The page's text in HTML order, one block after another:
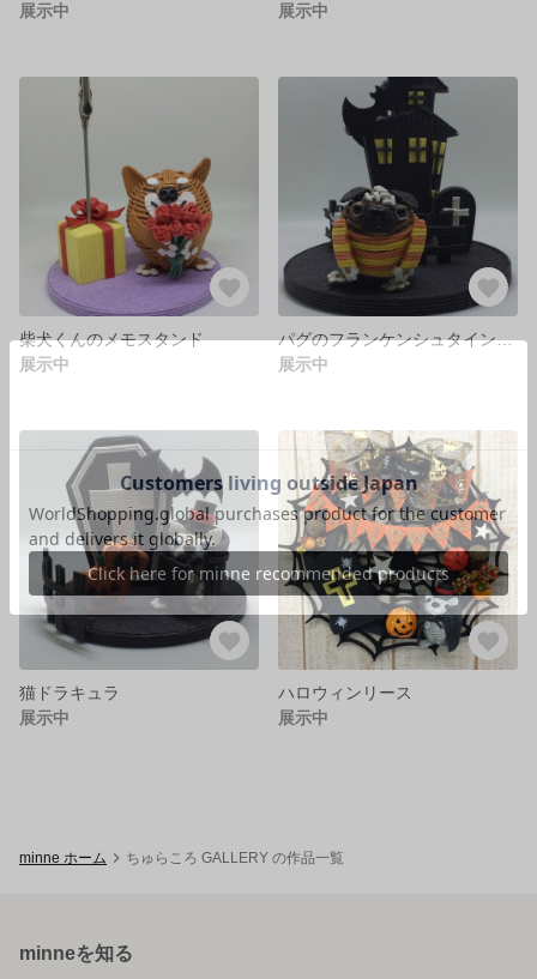
展示中 展示中
柴犬くんのメモスタンド
展示中
パグのフランケンシュタインの怪物の置物
展示中
猫ドラキュラ
展示中
ハロウィンリース
展示中
minne ホーム ちゅらころ GALLERY の作品一覧
minneを知る